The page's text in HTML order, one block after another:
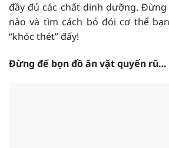
đầy đủ các chất dinh dưỡng. Đừng
nào và tìm cách bỏ đói cơ thể
“khóc thét” đấy!
Đừng để bọn đồ ăn vặt quyến rũ…